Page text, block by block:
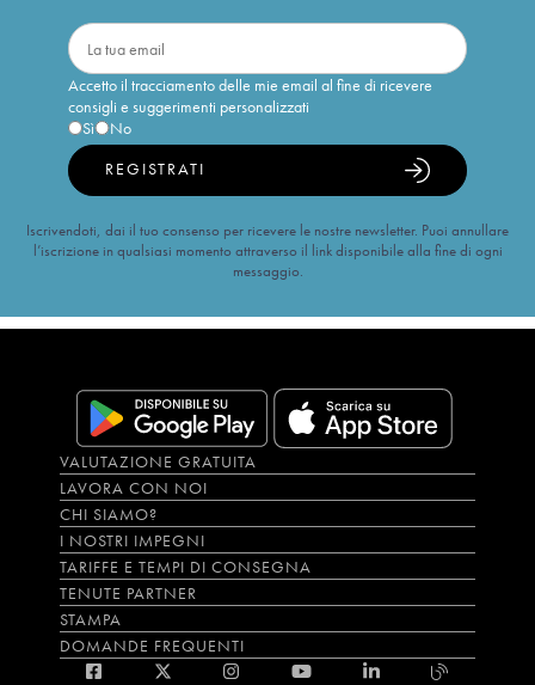
Accetto il tracciamento delle mie email al fine di ricevere
consigli e suggerimenti personalizzati
Sì
No
REGISTRATI
Iscrivendoti, dai il tuo consenso per ricevere le nostre newsletter. Puoi annullare
l’iscrizione in qualsiasi momento attraverso il link disponibile alla fine di ogni
messaggio.
VALUTAZIONE GRATUITA
LAVORA CON NOI
CHI SIAMO?
I NOSTRI IMPEGNI
TARIFFE E TEMPI DI CONSEGNA
TENUTE PARTNER
STAMPA
DOMANDE FREQUENTI